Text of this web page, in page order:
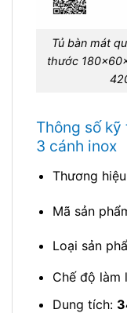
Tủ bàn mát
thước
Thông số
3 cánh inox
Thương
Mã sản
Loại sản
Chế độ làm
Dung tích: